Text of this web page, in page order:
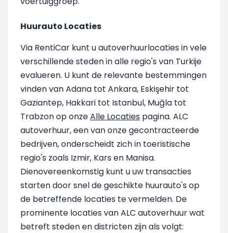
Huurauto Locaties
Via RentiCar kunt u autoverhuurlocaties in vele
verschillende steden in alle regio's van Turkije
evalueren. U kunt de relevante bestemmingen
vinden van Adana tot Ankara, Eskişehir tot
Gaziantep, Hakkari tot Istanbul, Muğla tot
Trabzon op onzeAlle Locaties pagina. ALC
autoverhuur, een van onze gecontracteerde
bedrijven, onderscheidt zich in toeristische
regio's zoals Izmir, Kars en Manisa.
Dienovereenkomstig kunt u uw transacties
starten door snel de geschikte huurauto's op
de betreffende locaties te vermelden. De
prominente locaties van ALC autoverhuur wat
betreft steden en districten zijn als volgt: